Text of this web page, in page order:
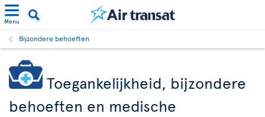
Menu
Bijzondere behoeften
Toegankelijkheid, bijzondere
behoeften en medische